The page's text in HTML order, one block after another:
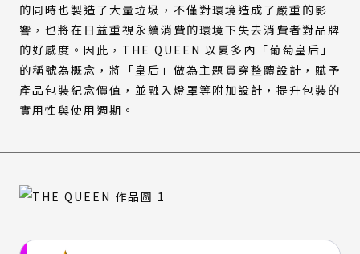
的同時也製造了大量垃圾，不僅對環境造成了嚴重的影
響，也將在日益重視永續消費的環境下失去消費者對品牌
的好感度。因此，THE QUEEN 以夏多內「葡萄皇后」
的稱號為概念，將「皇后」做為主題貫穿整體設計，賦予
產品包裝紀念價值，並融入燈罩等附加設計，提升包裝的
實用性與使用週期。